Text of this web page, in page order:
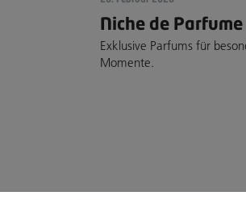
Niche de Parfume
Exklusive Parfums für
Momente.